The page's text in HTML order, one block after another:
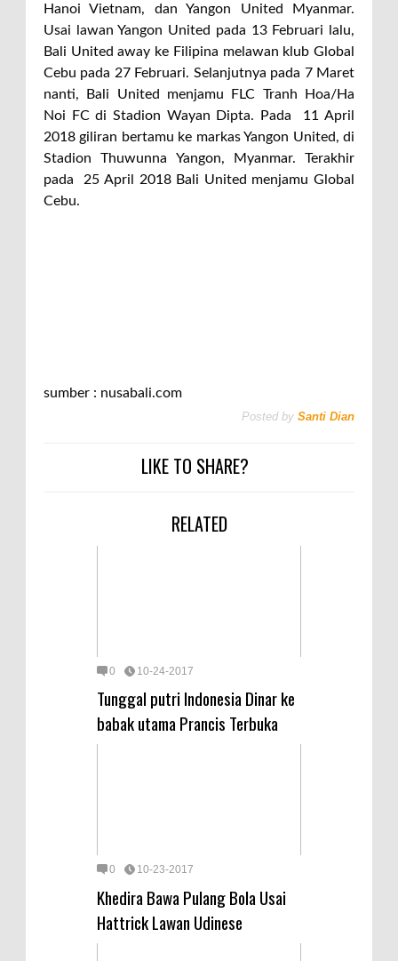
Hanoi Vietnam, dan Yangon United Myanmar.
Usai lawan Yangon United pada 13 Februari lalu,
Bali United away ke Filipina melawan klub Global
Cebu pada 27 Februari. Selanjutnya pada 7 Maret
nanti, Bali United menjamu FLC Tranh Hoa/Ha
Noi FC di Stadion Wayan Dipta. Pada 11 April
2018 giliran bertamu ke markas Yangon United, di
Stadion Thuwunna Yangon, Myanmar. Terakhir
pada 25 April 2018 Bali United menjamu Global
Cebu.
sumber : nusabali.com
Posted by Santi Dian
LIKE TO SHARE?
RELATED
0 10-24-2017
Tunggal putri Indonesia Dinar ke
babak utama Prancis Terbuka
0 10-23-2017
Khedira Bawa Pulang Bola Usai
Hattrick Lawan Udinese